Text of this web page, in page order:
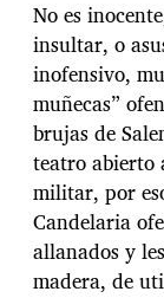
No es
insultar, o
inofensivo,
muñecas”
brujas de
teatro abierto
militar, por
Candelaria
allanados y
madera, de